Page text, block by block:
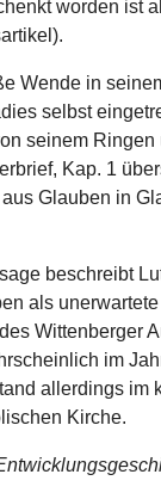
worden ist
Wende in
selbst
seinem
Kap. 1
Glauben in
beschreibt
als
Wittenberger
im
allerdings
Kirche.